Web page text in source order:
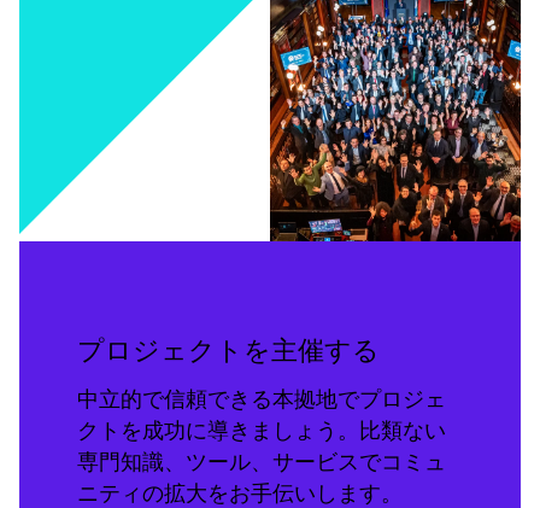
プロジェクトを主催する
中立的で信頼できる本拠地でプロジェ
クトを成功に導きましょう。比類ない
専門知識、ツール、サービスでコミュ
ニティの拡大をお手伝いします。